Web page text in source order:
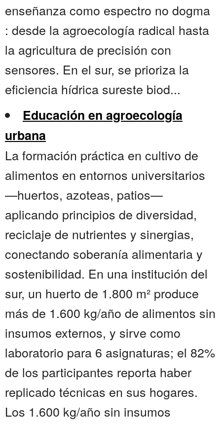
enseñanza como espectro no dogma
: desde la agroecología radical hasta
la agricultura de precisión con
sensores. En el sur, se prioriza la
eficiencia hídrica sureste biod...
Educación en agroecología
urbana
La formación práctica en cultivo de
alimentos en entornos universitarios
—huertos, azoteas, patios—
aplicando principios de diversidad,
reciclaje de nutrientes y sinergias,
conectando soberanía alimentaria y
sostenibilidad. En una institución del
sur, un huerto de 1.800 m² produce
más de 1.600 kg/año de alimentos sin
insumos externos, y sirve como
laboratorio para 6 asignaturas; el 82%
de los participantes reporta haber
replicado técnicas en sus hogares.
Los 1.600 kg/año sin insumos